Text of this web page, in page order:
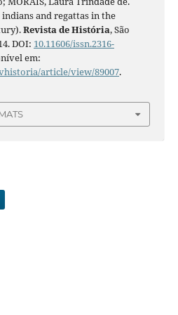
and regattas in the
Revista de História, São
DOI: 10.11606/issn.2316-
em:
article/view/89007.